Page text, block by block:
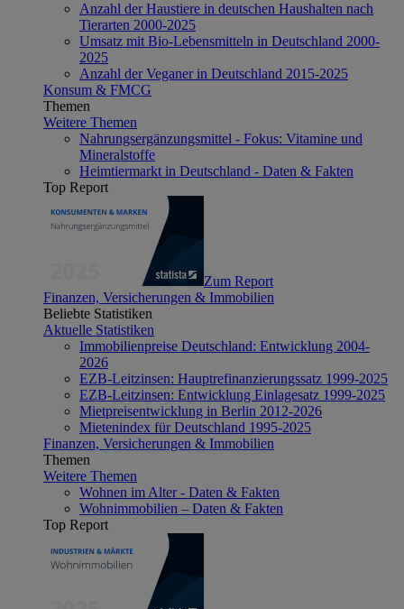
Anzahl der Haustiere in deutschen Haushalten nach
Tierarten 2000-2025
Umsatz mit Bio-Lebensmitteln in Deutschland 2000-
2025
Anzahl der Veganer in Deutschland 2015-2025
Konsum & FMCG
Themen
Weitere Themen
Nahrungsergänzungsmittel - Fokus: Vitamine und
Mineralstoffe
Heimtiermarkt in Deutschland - Daten & Fakten
Top Report
Zum Report
Finanzen, Versicherungen & Immobilien
Beliebte Statistiken
Aktuelle Statistiken
Immobilienpreise Deutschland: Entwicklung 2004-
2026
EZB-Leitzinsen: Hauptrefinanzierungssatz 1999-2025
EZB-Leitzinsen: Entwicklung Einlagesatz 1999-2025
Mietpreisentwicklung in Berlin 2012-2026
Mietenindex für Deutschland 1995-2025
Finanzen, Versicherungen & Immobilien
Themen
Weitere Themen
Wohnen im Alter - Daten & Fakten
Wohnimmobilien – Daten & Fakten
Top Report